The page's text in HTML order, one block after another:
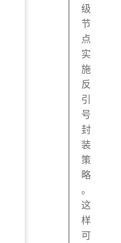
级
节
点
实
施
反
引
号
封
装
策
略
。
这
样
可